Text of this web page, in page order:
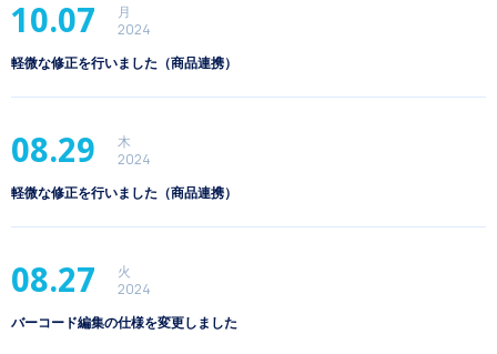
10.07
月
2024
軽微な修正を行いました（商品連携）
08.29
木
2024
軽微な修正を行いました（商品連携）
08.27
火
2024
バーコード編集の仕様を変更しました